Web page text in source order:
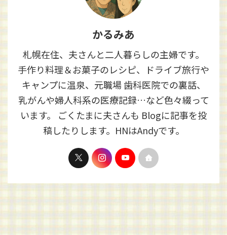
かるみあ
札幌在住、夫さんと二人暮らしの主婦です。
手作り料理＆お菓子のレシピ、ドライブ旅行や
キャンプに温泉、元職場 歯科医院での裏話、
乳がんや婦人科系の医療記録…など色々綴って
います。 ごくたまに夫さんも Blogに記事を投
稿したりします。HNはAndyです。